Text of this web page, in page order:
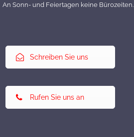
An Sonn- und Feiertagen keine Bürozeiten.
Schreiben Sie uns
Rufen Sie uns an